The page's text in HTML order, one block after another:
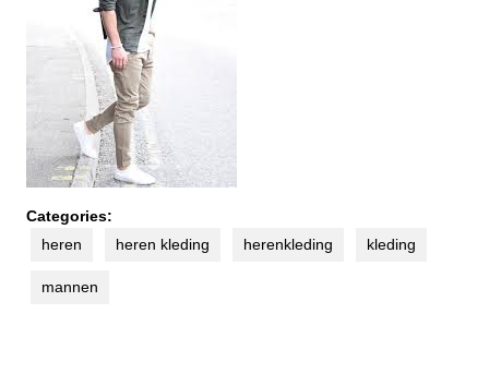
Categories:
heren
heren kleding herenkleding kleding
mannen